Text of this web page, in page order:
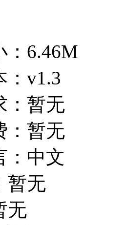
6.46M
v1.3
暂无
暂无
中文
暂无
无